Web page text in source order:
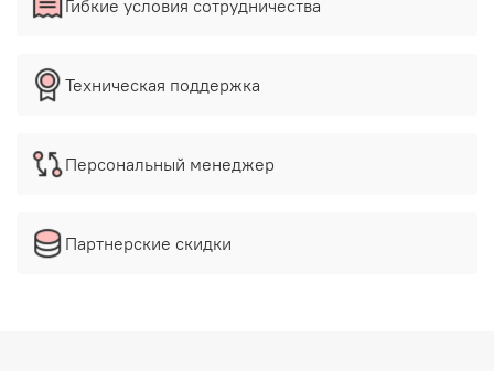
Гибкие условия сотрудничества
Техническая поддержка
Персональный менеджер
Партнерские скидки